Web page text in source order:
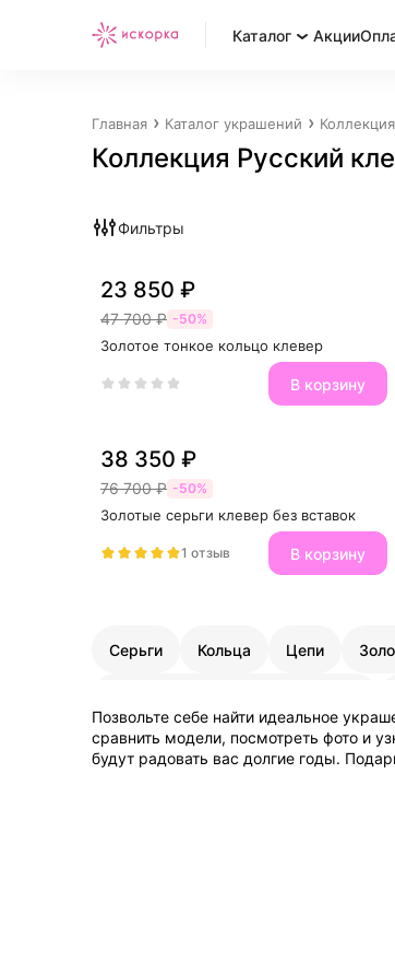
Каталог Акции
Главная Каталог украшений
Коллекция Русский
Фильтры
23 850 ₽
47 700 ₽ -50%
Золотое тонкое кольцо клевер
В корзину
38 350 ₽
76 700 ₽ -50%
Золотые серьги клевер без вставок
1 отзыв В корзину
Серьги Кольца Цепи
Позвольте себе найти идеальное
сравнить модели, посмотреть фото и
будут радовать вас долгие годы.